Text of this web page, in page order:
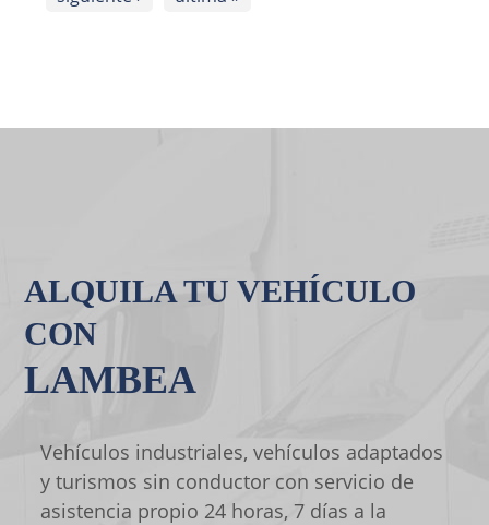
ALQUILA TU VEHÍCULO
CON
LAMBEA
Vehículos industriales, vehículos adaptados
y turismos sin conductor con servicio de
asistencia propio 24 horas, 7 días a la